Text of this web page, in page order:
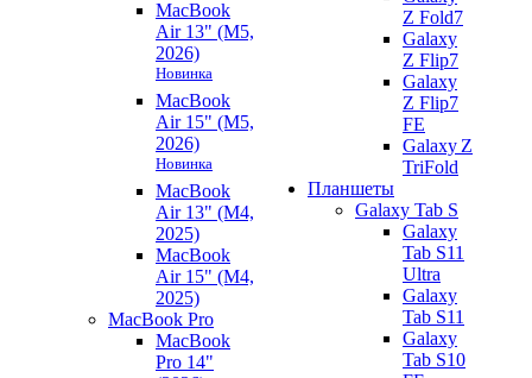
MacBook
Air 13" (M5,
2026)
Новинка
MacBook
Air 15" (M5,
2026)
Новинка
MacBook
Air 13" (M4,
2025)
MacBook
Air 15" (M4,
2025)
MacBook Pro
MacBook
Pro 14"
Z Fold7
Galaxy
Z Flip7
Galaxy
Z Flip7
FE
Galaxy Z
TriFold
Планшеты
Galaxy Tab S
Galaxy
Tab S11
Ultra
Galaxy
Tab S11
Galaxy
Tab S10